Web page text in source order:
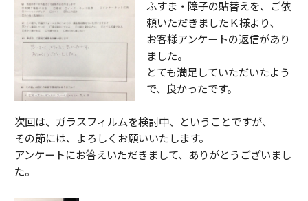
ふすま・障子の貼替えを、ご依
頼いただきましたＫ様より、
お客様アンケートの返信があり
ました。
とても満足していただいたよう
で、良かったです。
次回は、ガラスフィルムを検討中、ということですが、
その節には、よろしくお願いいたします。
アンケートにお答えいただきまして、ありがとうございまし
た。